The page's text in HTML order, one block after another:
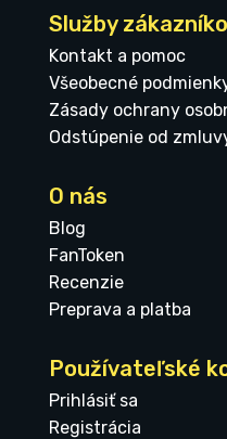
Služby
Kontakt a pomoc
Všeobecné
Zásady ochrany
Odstúpenie od
O nás
Blog
FanToken
Recenzie
Preprava a platba
Používateľské
Prihlásiť sa
Registrácia